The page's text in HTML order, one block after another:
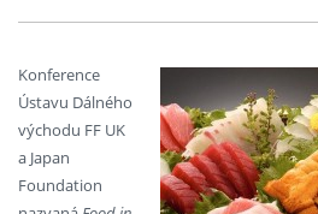
Konference
Ústavu Dálného
východu FF UK
a Japan
Foundation